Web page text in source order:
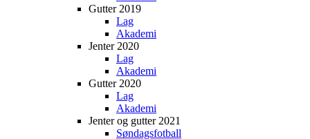
Gutter 2019
Lag
Akademi
Jenter 2020
Lag
Akademi
Gutter 2020
Lag
Akademi
Jenter og gutter 2021
Søndagsfotball